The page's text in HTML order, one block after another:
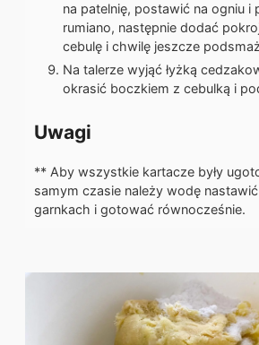
na patelnię, postawić na ogniu i
rumiano, następnie dodać
cebulę i chwilę jeszcze
Na talerze wyjąć łyżką
okrasić boczkiem z cebulką i
Uwagi
** Aby wszystkie kartacze były
samym czasie należy wodę
garnkach i gotować równocześnie.